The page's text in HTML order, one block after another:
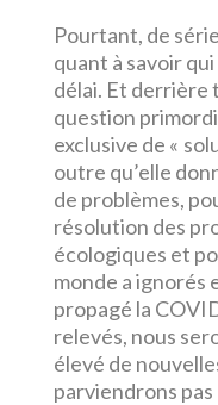
Pourtant, de
quant à savoir
délai. Et derrière
question
exclusive de «
outre qu’elle
de problèmes,
résolution des
écologiques et
monde a ignorés
propagé la
relevés, nous
élevé de
parviendrons